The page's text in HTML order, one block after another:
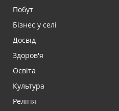
Побут
Бізнес у селі
Досвід
Здоров'я
Освіта
Культура
Релігія